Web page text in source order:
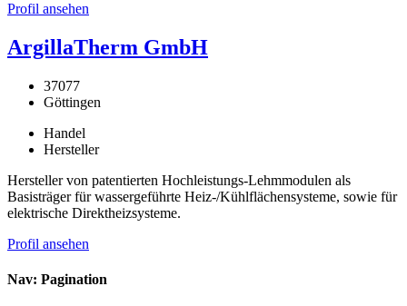
Profil ansehen
ArgillaTherm GmbH
37077
Göttingen
Handel
Hersteller
Hersteller von patentierten Hochleistungs-Lehmmodulen als
Basisträger für wassergeführte Heiz-/Kühlflächensysteme, sowie für
elektrische Direktheizsysteme.
Profil ansehen
Nav: Pagination